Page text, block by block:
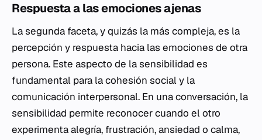
Respuesta a las emociones ajenas
La segunda faceta, y quizás la más compleja, es la
percepción y respuesta hacia las emociones de otra
persona. Este aspecto de la sensibilidad es
fundamental para la cohesión social y la
comunicación interpersonal. En una conversación, la
sensibilidad permite reconocer cuando el otro
experimenta alegría, frustración, ansiedad o calma,